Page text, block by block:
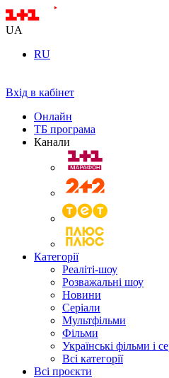
UA
RU
Вхід в кабінет
Онлайн
ТБ програма
Канали
Категорії
Реаліті-шоу
Розважальні шоу
Новини
Серіали
Мультфільми
Фільми
Українські фільми і
Всі категорії
Всі проєкти